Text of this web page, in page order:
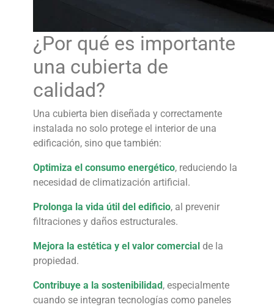
¿Por qué es importante
una cubierta de
calidad?
Una cubierta bien diseñada y correctamente
instalada no solo protege el interior de una
edificación, sino que también:
Optimiza el consumo energético, reduciendo la
necesidad de climatización artificial.
Prolonga la vida útil del edificio, al prevenir
filtraciones y daños estructurales.
Mejora la estética y el valor comercial de la
propiedad.
Contribuye a la sostenibilidad , especialmente
cuando se integran tecnologías como paneles